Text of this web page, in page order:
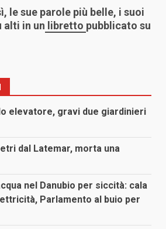
le sue parole più belle, i suoi
alti in un libretto pubblicato su
elevatore, gravi due giardinieri
dal Latemar, morta una
nel Danubio per siccità: cala
Parlamento al buio per